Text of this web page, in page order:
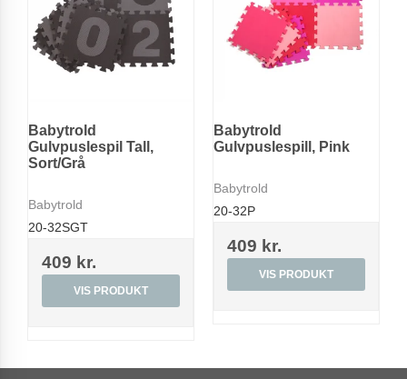
Babytrold
Gulvpuslespil Tall,
Sort/Grå
Babytrold
20-32SGT
409 kr.
VIS PRODUKT
Babytrold
Gulvpuslespill, Pink
Babytrold
20-32P
409 kr.
VIS PRODUKT